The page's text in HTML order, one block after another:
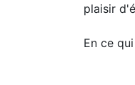
plaisir
En ce